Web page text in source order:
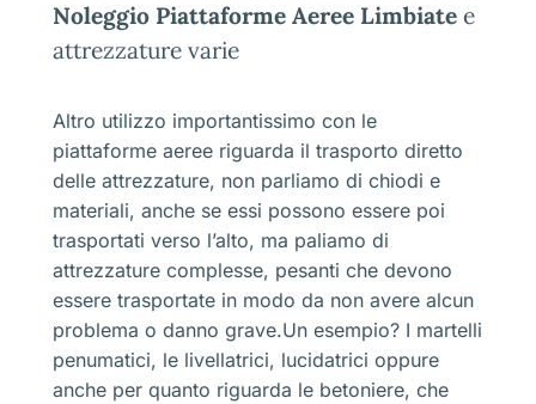
Noleggio Piattaforme Aeree Limbiate e
attrezzature varie
Altro utilizzo importantissimo con le
piattaforme aeree riguarda il trasporto diretto
delle attrezzature, non parliamo di chiodi e
materiali, anche se essi possono essere poi
trasportati verso l’alto, ma paliamo di
attrezzature complesse, pesanti che devono
essere trasportate in modo da non avere alcun
problema o danno grave.Un esempio? I martelli
penumatici, le livellatrici, lucidatrici oppure
anche per quanto riguarda le betoniere, che